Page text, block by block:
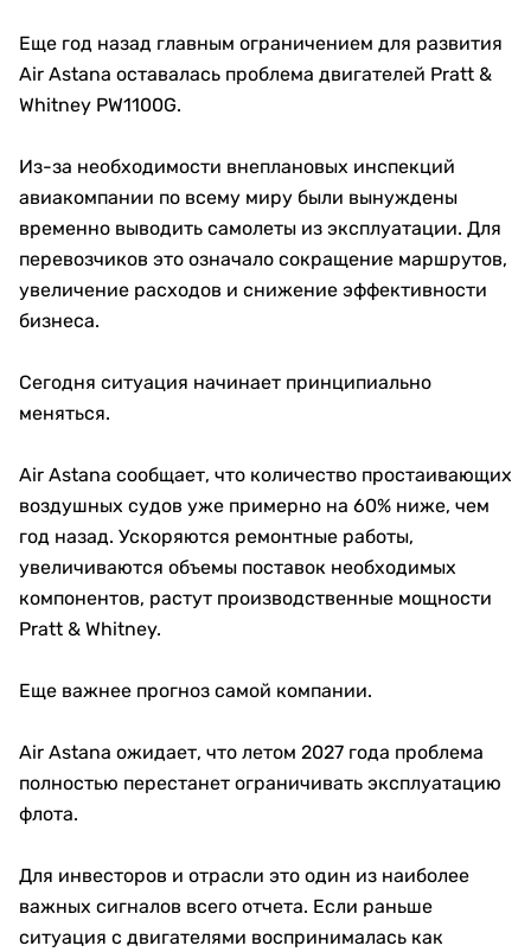
Еще год назад главным ограничением для развития
Air Astana оставалась проблема двигателей Pratt &
Whitney PW1100G.
Из-за необходимости внеплановых инспекций
авиакомпании по всему миру были вынуждены
временно выводить самолеты из эксплуатации. Для
перевозчиков это означало сокращение маршрутов,
увеличение расходов и снижение эффективности
бизнеса.
Сегодня ситуация начинает принципиально
меняться.
Air Astana сообщает, что количество простаивающих
воздушных судов уже примерно на 60% ниже, чем
год назад. Ускоряются ремонтные работы,
увеличиваются объемы поставок необходимых
компонентов, растут производственные мощности
Pratt & Whitney.
Еще важнее прогноз самой компании.
Air Astana ожидает, что летом 2027 года проблема
полностью перестанет ограничивать эксплуатацию
флота.
Для инвесторов и отрасли это один из наиболее
важных сигналов всего отчета. Если раньше
ситуация с двигателями воспринималась как